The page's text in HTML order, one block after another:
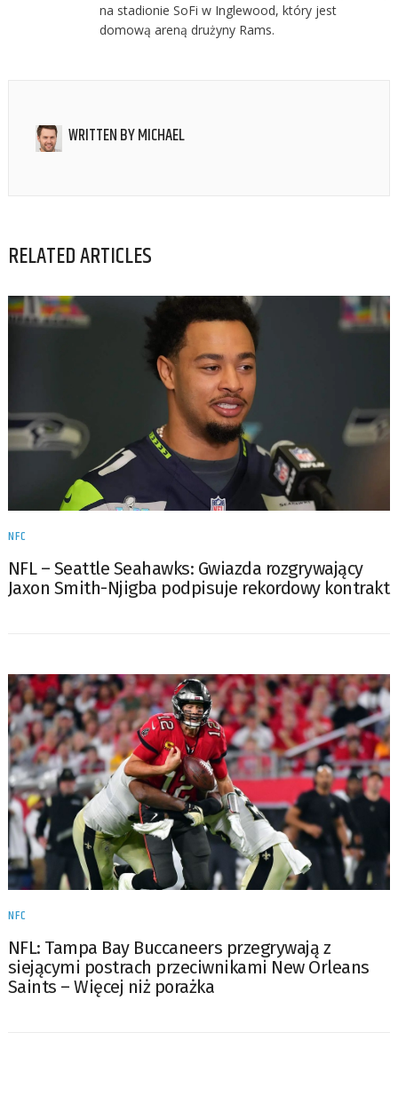
na stadionie SoFi w Inglewood, który jest
domową areną drużyny Rams.
WRITTEN BYMICHAEL
RELATED ARTICLES
NFC
NFL – Seattle Seahawks: Gwiazda rozgrywający
Jaxon Smith-Njigba podpisuje rekordowy kontrakt
NFC
NFL: Tampa Bay Buccaneers przegrywają z
siejącymi postrach przeciwnikami New Orleans
Saints – Więcej niż porażka